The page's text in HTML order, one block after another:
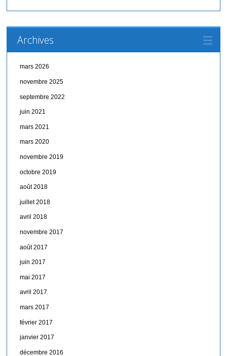
Archives
mars 2026
novembre 2025
septembre 2022
juin 2021
mars 2021
mars 2020
novembre 2019
octobre 2019
août 2018
juillet 2018
avril 2018
novembre 2017
août 2017
juin 2017
mai 2017
avril 2017
mars 2017
février 2017
janvier 2017
décembre 2016